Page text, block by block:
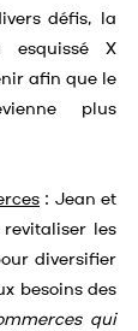
défis, la
esquissé X
afin que le
plus
: Jean et
les
diversifier
besoins des
qui